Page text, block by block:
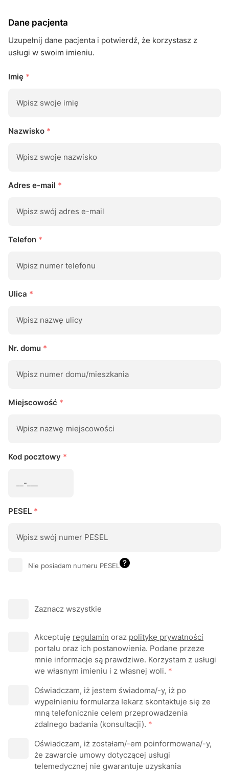
Dane pacjenta
Uzupełnij dane pacjenta i potwierdź, że korzystasz z
usługi w swoim imieniu.
Imię *
Nazwisko *
Adres e-mail *
Telefon *
Ulica *
Nr. domu *
Miejscowość *
Kod pocztowy *
PESEL *
Nie posiadam numeru PESEL
Zaznacz wszystkie
Akceptuję regulamin oraz politykę prywatności
portalu oraz ich postanowienia. Podane przeze
mnie informacje są prawdziwe. Korzystam z usługi
we własnym imieniu i z własnej woli. *
Oświadczam, iż jestem świadoma/-y, iż po
wypełnieniu formularza Iеkаrz skontaktuje się ze
mną telefonicznie celem przeprowadzenia
zdalnego badania (konsultacji). *
Oświadczam, iż zostałam/-em poinformowana/-y,
że zawarcie umowy dotyczącej usługi
telemedycznej nie gwarantuje uzyskania